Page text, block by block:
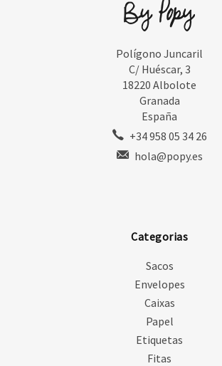
Polígono Juncaril
C/ Huéscar, 3
18220 Albolote
Granada
España
+34 958 05 34 26
hola@popy.es
Categorias
Sacos
Envelopes
Caixas
Papel
Etiquetas
Fitas